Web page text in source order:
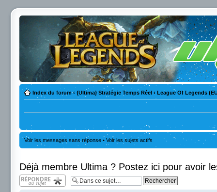
Index du forum ‹ {Ultima} Stratégie Temps Réel ‹ League Of Legends
Voir les messages sans réponse • Voir les sujets actifs
Déjà membre Ultima ? Postez ici pour avoir
Répondre